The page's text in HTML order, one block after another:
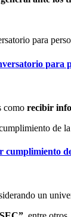
para
como recibir
cumplimiento
un